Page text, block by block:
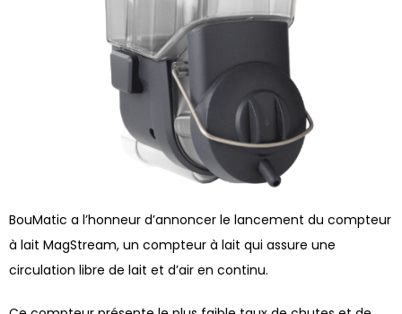
BouMatic a l’honneur d’annoncer le lancement du compteur
à lait MagStream, un compteur à lait qui assure une
circulation libre de lait et d’air en continu.